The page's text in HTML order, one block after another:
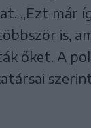
„Ezt már
is,
őket. A